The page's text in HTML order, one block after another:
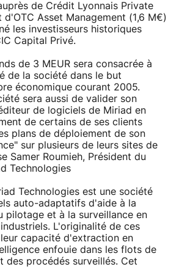
de Crédit Lyonnais Private
Asset Management (1,6 M€)
les investisseurs historiques
Capital Privé.
de 3 MEUR sera consacrée à
de la société dans le but
économique courant 2005.
sera aussi de valider son
de logiciels de Miriad en
de certains de ses clients
plans de déploiement de son
sur plusieurs de leurs sites de
Samer Roumieh, Président du
Technologies
Technologies est une société
auto-adaptatifs d'aide à la
pilotage et à la surveillance en
L'originalité de ces
capacité d'extraction en
enfouie dans les flots de
des procédés surveillés. Cet